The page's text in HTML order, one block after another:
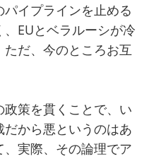
イプラインを止める
EUとベラルーシが冷
だ、今のところお互
策を貫くことで、い
から悪というのはあ
実際、その論理でア